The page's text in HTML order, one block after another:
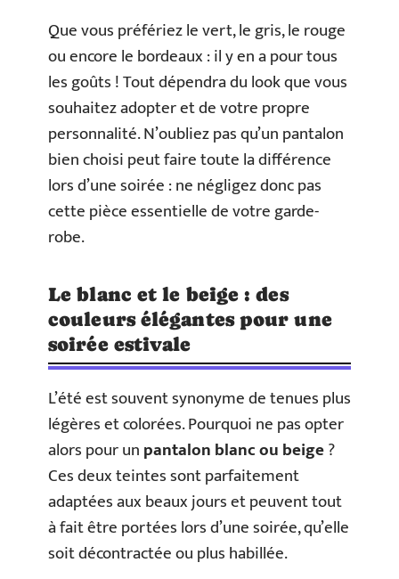
Que vous préfériez le vert, le gris, le rouge
ou encore le bordeaux : il y en a pour tous
les goûts ! Tout dépendra du look que vous
souhaitez adopter et de votre propre
personnalité. N’oubliez pas qu’un pantalon
bien choisi peut faire toute la différence
lors d’une soirée : ne négligez donc pas
cette pièce essentielle de votre garde-
robe.
Le blanc et le beige : des
couleurs élégantes pour une
soirée estivale
L’été est souvent synonyme de tenues plus
légères et colorées. Pourquoi ne pas opter
alors pour unpantalon blanc ou beige?
Ces deux teintes sont parfaitement
adaptées aux beaux jours et peuvent tout
à fait être portées lors d’une soirée, qu’elle
soit décontractée ou plus habillée.